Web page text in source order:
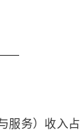
服务）收入占